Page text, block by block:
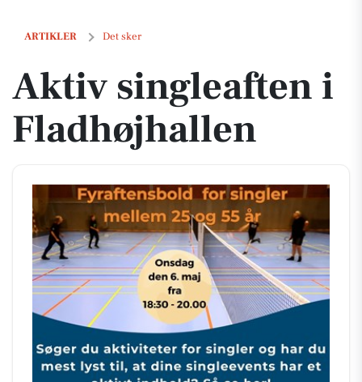
ARTIKLER Det sker
Aktiv singleaften i Fladhøjhallen
Aktiv singleaften i
Fladhøjhallen